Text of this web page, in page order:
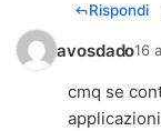
Rispondi
avosdado16
cmq se